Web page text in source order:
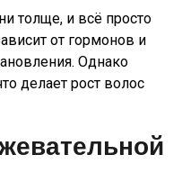
толще, и всё просто
от гормонов и
Однако
делает рост волос